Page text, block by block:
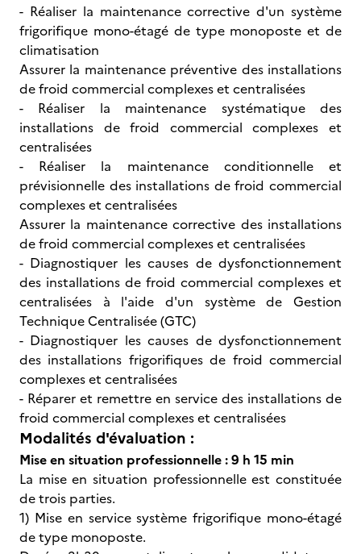
- Réaliser la maintenance corrective d'un système
frigorifique mono-étagé de type monoposte et de
climatisation
Assurer la maintenance préventive des installations
de froid commercial complexes et centralisées
- Réaliser la maintenance systématique des
installations de froid commercial complexes et
centralisées
- Réaliser la maintenance conditionnelle et
prévisionnelle des installations de froid commercial
complexes et centralisées
Assurer la maintenance corrective des installations
de froid commercial complexes et centralisées
- Diagnostiquer les causes de dysfonctionnement
des installations de froid commercial complexes et
centralisées à l'aide d'un système de Gestion
Technique Centralisée (GTC)
- Diagnostiquer les causes de dysfonctionnement
des installations frigorifiques de froid commercial
complexes et centralisées
- Réparer et remettre en service des installations de
froid commercial complexes et centralisées
Modalités d'évaluation :
Mise en situation professionnelle : 9 h 15 min
La mise en situation professionnelle est constituée
de trois parties.
1) Mise en service système frigorifique mono-étagé
de type monoposte.